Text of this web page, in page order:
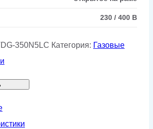
230 / 400 В
350N5LC Категория: Газовые